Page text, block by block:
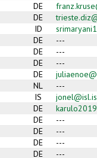
DE
DE
ID
DE
---
DE
---
DE
---
DE
NL
---
IS
jonel@isl.is
DE
DE
---
DE
---
DE
---
DE
---